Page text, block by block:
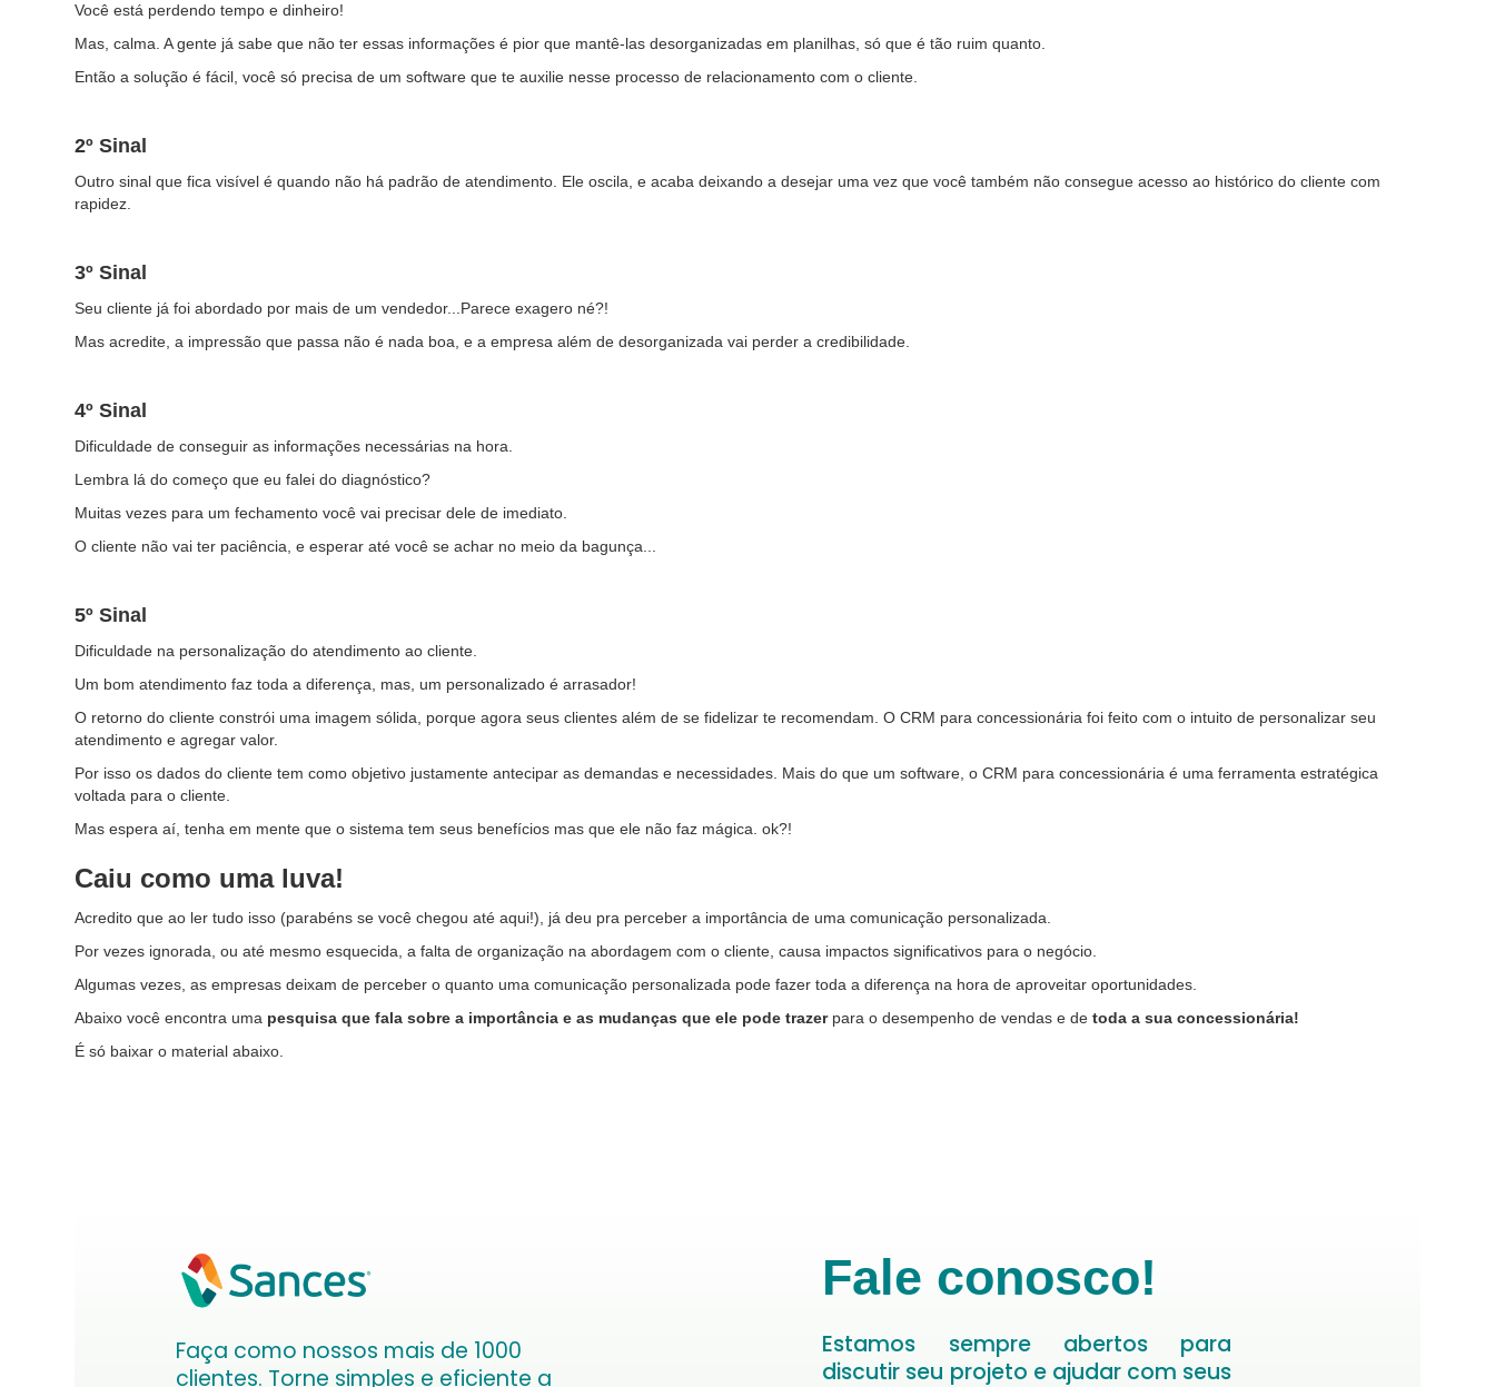
Você está perdendo tempo e dinheiro!
Mas, calma. A gente já sabe que não ter essas informações é pior que mantê-las desorganizadas em planilhas, só que é tão ruim quanto.
Então a solução é fácil, você só precisa de um software que te auxilie nesse processo de relacionamento com o cliente.
2º Sinal
Outro sinal que fica visível é quando não há padrão de atendimento. Ele oscila, e acaba deixando a desejar uma vez que você também não consegue acesso ao histórico do cliente com
rapidez.
3º Sinal
Seu cliente já foi abordado por mais de um vendedor...Parece exagero né?!
Mas acredite, a impressão que passa não é nada boa, e a empresa além de desorganizada vai perder a credibilidade.
4º Sinal
Dificuldade de conseguir as informações necessárias na hora.
Lembra lá do começo que eu falei do diagnóstico?
Muitas vezes para um fechamento você vai precisar dele de imediato.
O cliente não vai ter paciência, e esperar até você se achar no meio da bagunça...
5º Sinal
Dificuldade na personalização do atendimento ao cliente.
Um bom atendimento faz toda a diferença, mas, um personalizado é arrasador!
O retorno do cliente constrói uma imagem sólida, porque agora seus clientes além de se fidelizar te recomendam. O CRM para concessionária foi feito com o intuito de personalizar seu
atendimento e agregar valor.
Por isso os dados do cliente tem como objetivo justamente antecipar as demandas e necessidades. Mais do que um software, o CRM para concessionária é uma ferramenta estratégica
voltada para o cliente.
Mas espera aí, tenha em mente que o sistema tem seus benefícios mas que ele não faz mágica. ok?!
Caiu como uma luva!
Acredito que ao ler tudo isso (parabéns se você chegou até aqui!), já deu pra perceber a importância de uma comunicação personalizada.
Por vezes ignorada, ou até mesmo esquecida, a falta de organização na abordagem com o cliente, causa impactos significativos para o negócio.
Algumas vezes, as empresas deixam de perceber o quanto uma comunicação personalizada pode fazer toda a diferença na hora de aproveitar oportunidades.
Abaixo você encontra uma pesquisa que fala sobre a importância e as mudanças que ele pode trazerpara o desempenho de vendas e detoda a sua concessionária!
É só baixar o material abaixo.
Faça como nossos mais de 1000
clientes. Torne simples e eficiente a
Fale conosco!
Estamos sempre abertos para
discutir seu projeto e ajudar com seus